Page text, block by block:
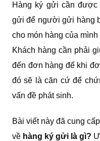
Hàng ký gửi cần
gửi để người gửi hàng
cho món hàng của mình
Khách hàng cần phải
đến đơn hàng để khi
đó sẽ là căn cứ để
vấn đề phát sinh.
Bài viết này đã cung
về hàng ký gửi là gì?